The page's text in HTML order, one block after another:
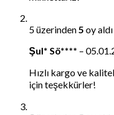
5 üzerinden5 oy aldı
Şul* Sö**** –
Hızlı kargo ve
için teşekkürler!